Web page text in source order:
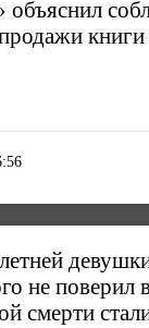
объяснил
не поверил
смерти